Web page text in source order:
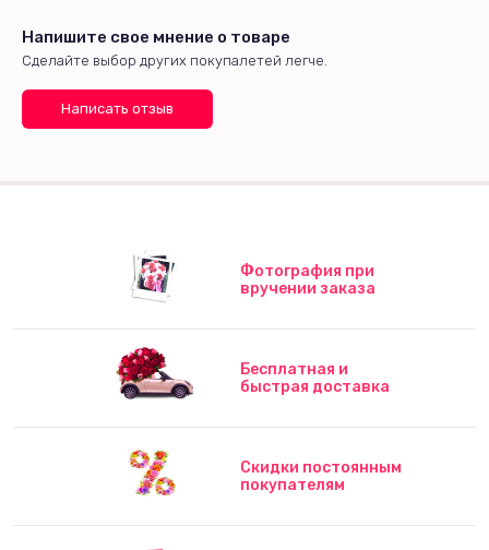
Напишите свое мнение о товаре
Сделайте выбор других покупалетей легче.
Написать отзыв
Фотография при
вручении заказа
Бесплатная и
быстрая доставка
Скидки постоянным
покупателям